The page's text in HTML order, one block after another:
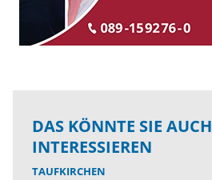
DAS KÖNNTE SIE AUCH
INTERESSIEREN
TAUFKIRCHEN